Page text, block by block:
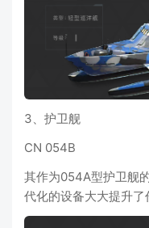
3、护卫舰
CN 054B
其作为054A型护卫舰
代化的设备大大提升了